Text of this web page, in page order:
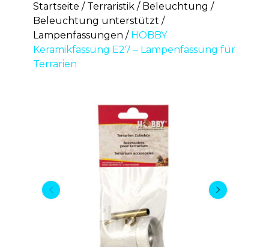
Startseite Terraristik
Beleuchtung
Beleuchtung unterstützt
Lampenfassungen
HOBBY
Keramikfassung E27 – Lampenfassung für
Terrarien